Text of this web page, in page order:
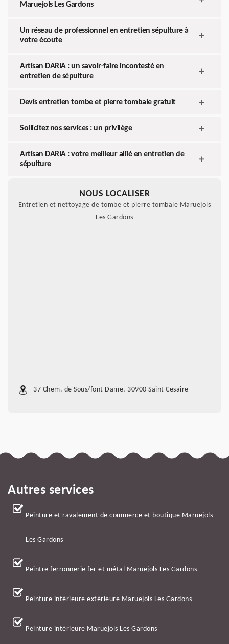
Maruejols Les Gardons
Un réseau de professionnel en entretien sépulture à
votre écoute
Artisan DARIA : un savoir-faire incontesté en
entretien de sépulture
Devis entretien tombe et pierre tombale gratuit
Sollicitez nos services : un privilège
Artisan DARIA : votre meilleur allié en entretien de
sépulture
NOUS LOCALISER
Entretien et nettoyage de tombe et pierre tombale Maruejols
Les Gardons
37 Chem. de Sous/font Dame, 30900 Saint Cesaire
Autres services
Peinture et ravalement de commerce et boutique Maruejols
Les Gardons
Peintre ferronnerie fer et métal Maruejols Les Gardons
Peinture intérieure extérieure Maruejols Les Gardons
Peinture intérieure Maruejols Les Gardons